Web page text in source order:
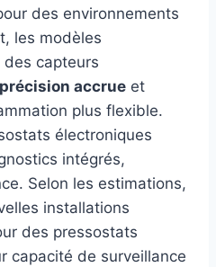
des environnements
les modèles
capteurs
précision accrue et
plus flexible.
électroniques
intégrés,
Selon les estimations,
installations
des pressostats
capacité de surveillance